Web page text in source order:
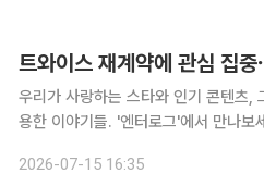
트와이스 재계약에 관심 집
우리가 사랑하는 스타와 인기 콘텐츠,
용한 이야기들. '엔터로그'에서 만나보세요. 그룹 트와이스(TWICE)가 또 한 번 중요한 갈
데뷔 12년 차를 맞았습니다. 함께한 시
2026-07-15 16:35